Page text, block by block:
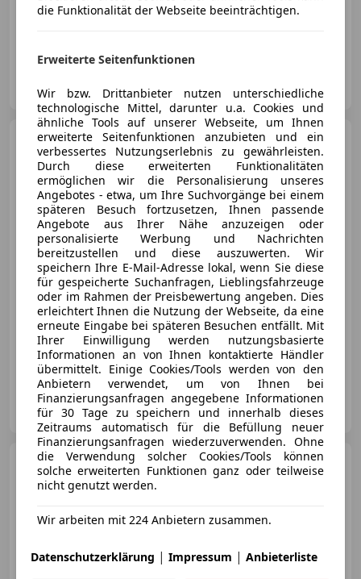
AT-6405 Pfaffenhofen
Audi A3 40 e-tron sport
€ 21 490
07/2020 65 000 km
Elektro/Benzin
110 kW (150 PS)
Autosalon König GmbH
AT-6405 Pfaffenhofen
Mercedes-Benz G 350
350 d AMG-Line
€ 139 900 1
die Funktionalität der Webseite beeinträchtigen.
Erweiterte Seitenfunktionen
Wir bzw. Drittanbieter nutzen unterschiedliche
technologische Mittel, darunter u.a. Cookies und
ähnliche Tools auf unserer Webseite, um Ihnen
erweiterte Seitenfunktionen anzubieten und ein
verbessertes Nutzungserlebnis zu gewährleisten.
Durch diese erweiterten Funktionalitäten
ermöglichen wir die Personalisierung unseres
Angebotes - etwa, um Ihre Suchvorgänge bei einem
späteren Besuch fortzusetzen, Ihnen passende
Angebote aus Ihrer Nähe anzuzeigen oder
personalisierte Werbung und Nachrichten
bereitzustellen und diese auszuwerten. Wir
speichern Ihre E-Mail-Adresse lokal, wenn Sie diese
für gespeicherte Suchanfragen, Lieblingsfahrzeuge
oder im Rahmen der Preisbewertung angeben. Dies
erleichtert Ihnen die Nutzung der Webseite, da eine
erneute Eingabe bei späteren Besuchen entfällt. Mit
Ihrer Einwilligung werden nutzungsbasierte
Informationen an von Ihnen kontaktierte Händler
übermittelt. Einige Cookies/Tools werden von den
Anbietern verwendet, um von Ihnen bei
Finanzierungsanfragen angegebene Informationen
für 30 Tage zu speichern und innerhalb dieses
Zeitraums automatisch für die Befüllung neuer
Finanzierungsanfragen wiederzuverwenden. Ohne
die Verwendung solcher Cookies/Tools können
solche erweiterten Funktionen ganz oder teilweise
nicht genutzt werden.
Wir arbeiten mit 224 Anbietern zusammen.
Datenschutzerklärung | Impressum | Anbieterliste